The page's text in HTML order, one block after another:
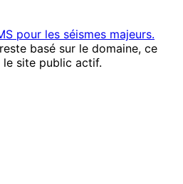
pour les séismes majeurs.
basé sur le domaine, ce
site public actif.